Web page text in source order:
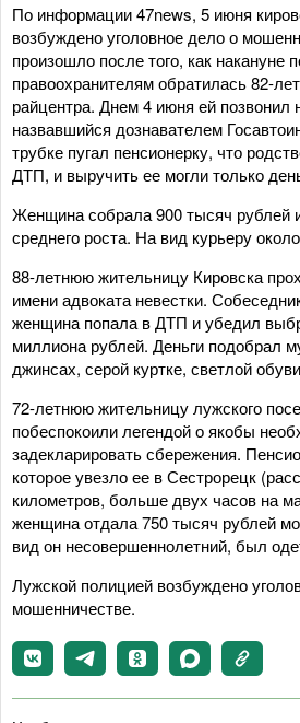
По информации 47news, 5 июня
возбуждено уголовное дело о
произошло после того, как накануне
правоохранителям обратилась 82-
райцентра. Днем 4 июня ей позвонил
назвавшийся дознавателем
трубке пугал пенсионерку, что
ДТП, и выручить ее могли только
Женщина собрала 900 тысяч рублей
среднего роста. На вид курьеру
88-летнюю жительницу Кировска
имени адвоката невестки.
женщина попала в ДТП и убедил
миллиона рублей. Деньги подобрал
джинсах, серой куртке, светлой
72-летнюю жительницу лужского
побеспокоили легендой о якобы
задекларировать сбережения.
которое увезло ее в Сестрорецк
километров, больше двух часов на
женщина отдала 750 тысяч рублей
вид он несовершеннолетний, был
Лужской полицией возбуждено
мошенничестве.